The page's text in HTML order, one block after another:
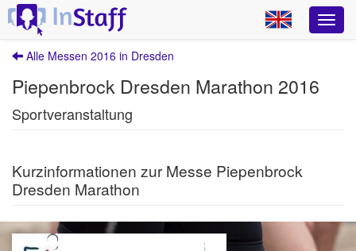
Alle Messen 2016 in Dresden
Piepenbrock Dresden Marathon 2016
Sportveranstaltung
Kurzinformationen zur Messe Piepenbrock
Dresden Marathon